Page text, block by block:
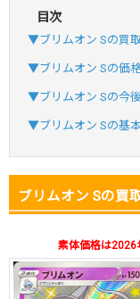
おりパンダ
・新
オリパスタジアム
・新
・
目次
▼ブリムオン Sの買
▼ブリムオン Sの価
▼ブリムオン Sの今
▼ブリムオン Sの基
ブリムオン Sの買
素体価格は2026